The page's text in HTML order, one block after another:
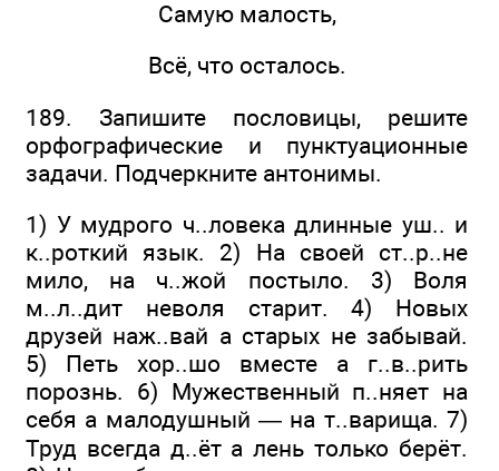
Самую малость,
Всё, что осталось.
189. Запишите пословицы, решите
орфографические и пунктуационные
задачи. Подчеркните антонимы.
1) У мудрого ч..ловека длинные уш.. и
к..роткий язык. 2) На своей ст..р..не
мило, на ч..жой постыло. 3) Воля
м..л..дит неволя старит. 4) Новых
друзей наж..вай а старых не забывай.
5) Петь хор..шо вместе а г..в..рить
порознь. 6) Мужественный п..няет на
себя а малодушный — на т..варища. 7)
Труд всегда д..ёт а лень только берёт.